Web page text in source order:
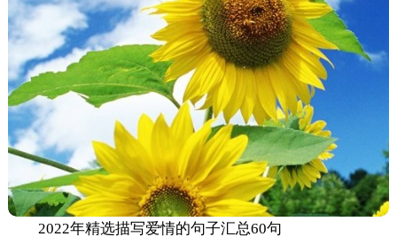
2022年精选描写爱情的句子汇总60句